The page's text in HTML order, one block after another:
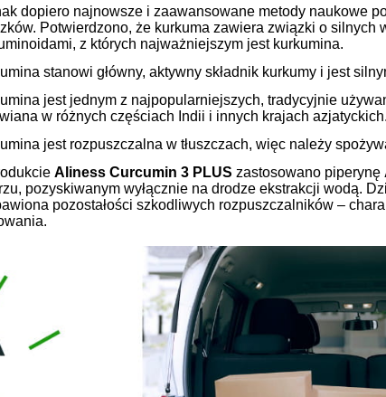
dopiero najnowsze i zaawansowane metody naukowe
Potwierdzono, że kurkuma zawiera związki o silnych
z których najważniejszym jest kurkumina.
stanowi główny, aktywny składnik kurkumy i jest
jest jednym z najpopularniejszych, tradycyjnie
w różnych częściach Indii i innych krajach azjatyckich.
jest rozpuszczalna w tłuszczach, więc należy
Aliness Curcumin 3 PLUS zastosowano piperynę
pozyskiwanym wyłącznie na drodze ekstrakcji wodą.
pozostałości szkodliwych rozpuszczalników –